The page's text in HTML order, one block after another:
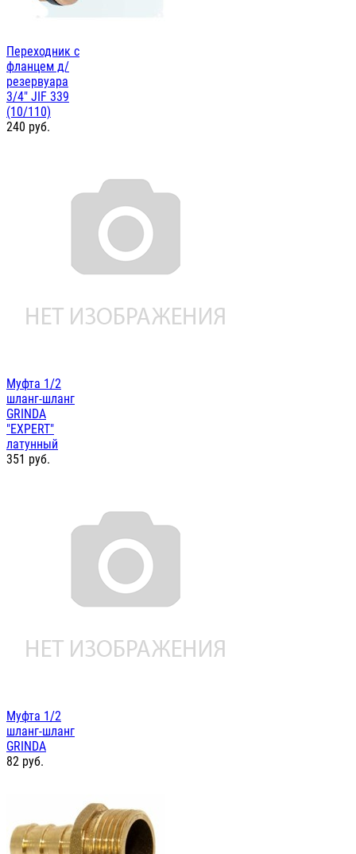
Переходник с
фланцем д/
резервуара
3/4" JIF 339
(10/110)
240 руб.
Муфта 1/2
шланг-шланг
GRINDA
"EXPERT"
латунный
351 руб.
Муфта 1/2
шланг-шланг
GRINDA
82 руб.